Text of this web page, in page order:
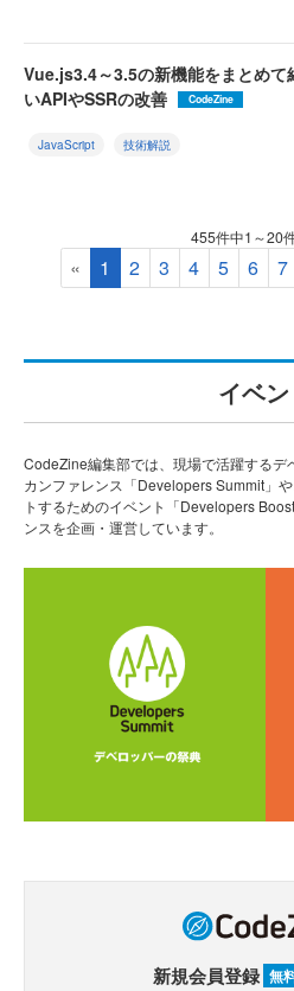
Vue.js3.4～3.5の新機能をまとめて
いAPIやSSRの改善
CodeZine
JavaScript 技術解説
455件中1～20
« 1 2 3 4 5 6 7
イベン
CodeZine編集部では、現場で活躍する
カンファレンス「Developers Summit」
トするためのイベント「Developers
ンスを企画・運営しています。
新規会員登録 無